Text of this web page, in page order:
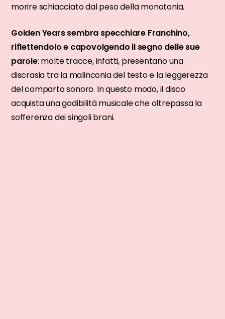
morire schiacciato dal peso della monotonia.
Golden Years sembra specchiare Franchino,
riflettendolo e capovolgendo il segno delle sue
parole: molte tracce, infatti, presentano una
discrasia tra la malinconia del testo e la leggerezza
del comparto sonoro. In questo modo, il disco
acquista una godibilità musicale che oltrepassa la
sofferenza dei singoli brani.